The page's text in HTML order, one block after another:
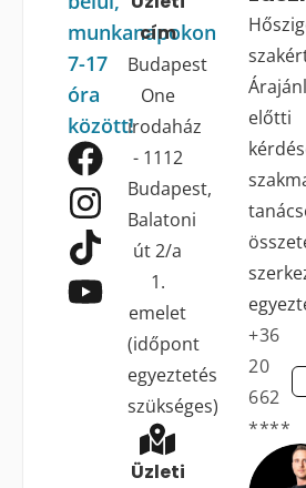
munkanapokon
7-17
óra
között!
cím
Budapest
One
irodaház
- 1112
Budapest,
Balatoni
út 2/a
1.
emelet
(időpont
egyeztetés
szükséges)
Üzleti
előtti
+36
20
662
****